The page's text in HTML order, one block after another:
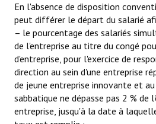
En l'absence de disposition
peut différer le départ du salarié
– le pourcentage des salariés
de l'entreprise au titre du congé
d'entreprise, pour l'exercice de
direction au sein d'une entreprise
de jeune entreprise innovante et
sabbatique ne dépasse pas 2 %
entreprise, jusqu'à la date à